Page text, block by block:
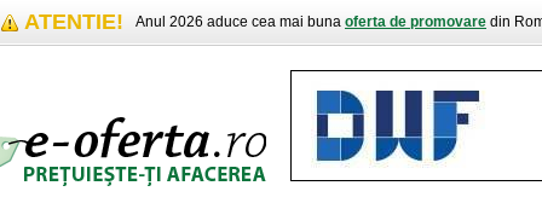
ATENTIE! Anul 2026 aduce cea mai buna oferta de promovare din